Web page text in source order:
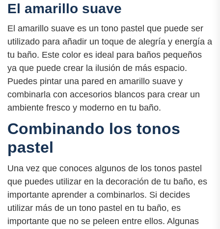
El amarillo suave
El amarillo suave es un tono pastel que puede ser
utilizado para añadir un toque de alegría y energía a
tu baño. Este color es ideal para baños pequeños
ya que puede crear la ilusión de más espacio.
Puedes pintar una pared en amarillo suave y
combinarla con accesorios blancos para crear un
ambiente fresco y moderno en tu baño.
Combinando los tonos
pastel
Una vez que conoces algunos de los tonos pastel
que puedes utilizar en la decoración de tu baño, es
importante aprender a combinarlos. Si decides
utilizar más de un tono pastel en tu baño, es
importante que no se peleen entre ellos. Algunas